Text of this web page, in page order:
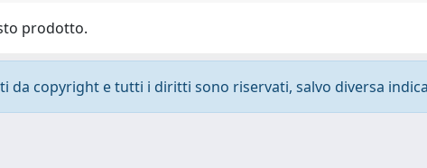
prodotto.
da copyright e tutti i diritti sono riservati, salvo diversa